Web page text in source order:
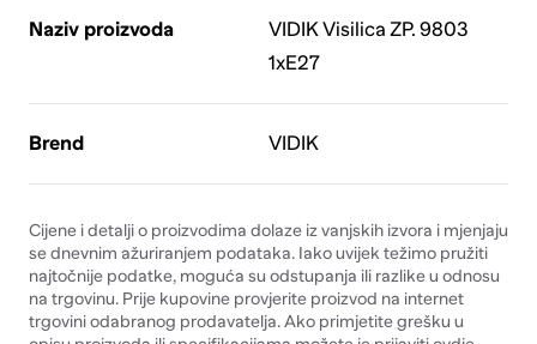
Naziv proizvoda
VIDIK Visilica ZP. 9803
1xE27
Brend VIDIK
Cijene i detalji o proizvodima dolaze iz vanjskih izvora i mjenjaju
se dnevnim ažuriranjem podataka. Iako uvijek težimo pružiti
najtočnije podatke, moguća su odstupanja ili razlike u odnosu
na trgovinu. Prije kupovine provjerite proizvod na internet
trgovini odabranog prodavatelja. Ako primjetite grešku u